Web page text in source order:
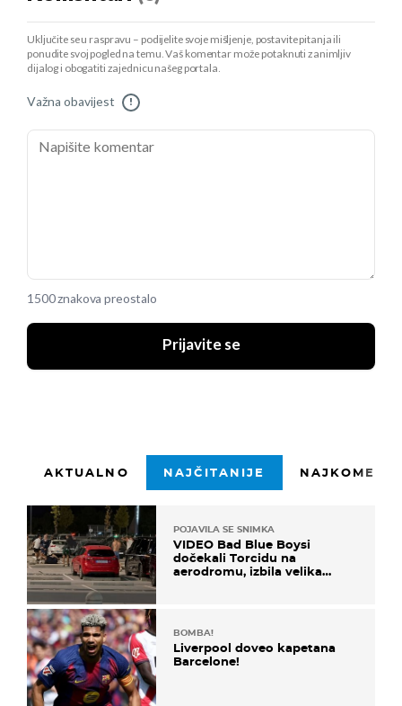
Uključite se u raspravu – podijelite svoje mišljenje, postavite pitanja ili
ponudite svoj pogled na temu. Vaš komentar može potaknuti zanimljiv
dijalog i obogatiti zajednicu našeg portala.
Važna obavijest !
1500 znakova preostalo
Prijavite se
AKTUALNO NAJČITANIJE
POJAVILA SE SNIMKA
VIDEO Bad Blue Boysi
dočekali Torcidu na
aerodromu, izbila velika
BOMBA!
Liverpool doveo kapetana
Barcelone!